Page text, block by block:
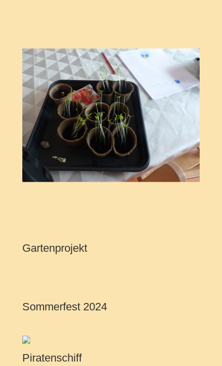
Gartenprojekt
Sommerfest 2024
Piratenschiff